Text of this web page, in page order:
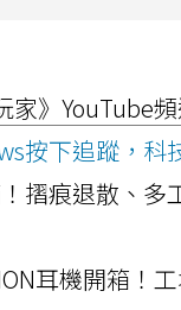
家》YouTube頻
按下追蹤，科
摺痕退散、
耳機開箱